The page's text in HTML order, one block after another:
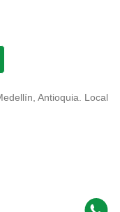
Antioquia. Local